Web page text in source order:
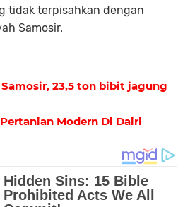
tidak terpisahkan dengan
Samosir.
23,5 ton bibit jagung
Modern Di Dairi